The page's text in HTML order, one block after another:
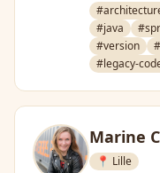
#java
#version
#legacy-
Marine
📍 Lille